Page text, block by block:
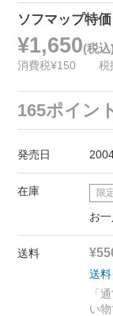
ソフマップ特価
¥1,650(税込)
消費税¥150 税
165ポイン
発売日
在庫 限
お
送料
送料
「
い